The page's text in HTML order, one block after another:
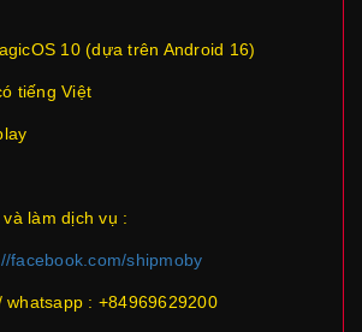
10 (dựa trên Android 16)
tiếng Việt
làm dịch vụ :
facebook.com/shipmoby
: +84969629200